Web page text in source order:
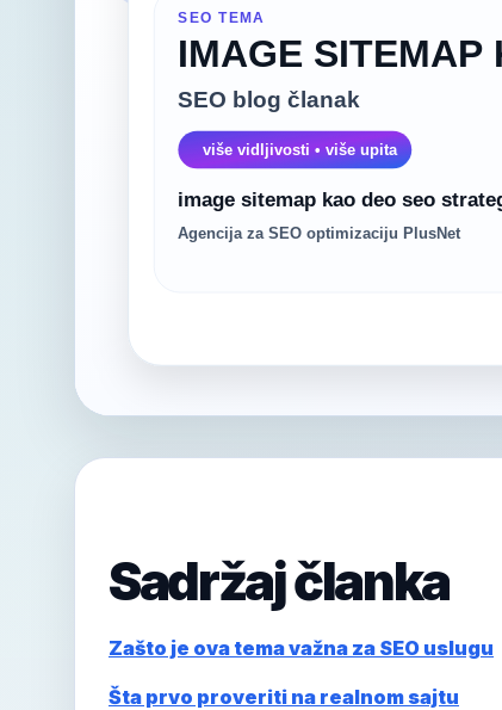
Sadržaj članka
Zašto je ova tema važna za SEO uslugu
Šta prvo proveriti na realnom sajtu